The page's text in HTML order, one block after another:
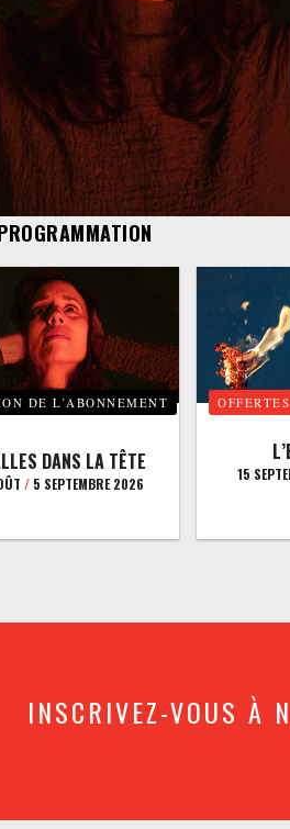
DE L’ABONNEMENT
DANS LA TÊTE
/5 SEPTEMBRE 2026
15
INSCRIVEZ-VOUS À